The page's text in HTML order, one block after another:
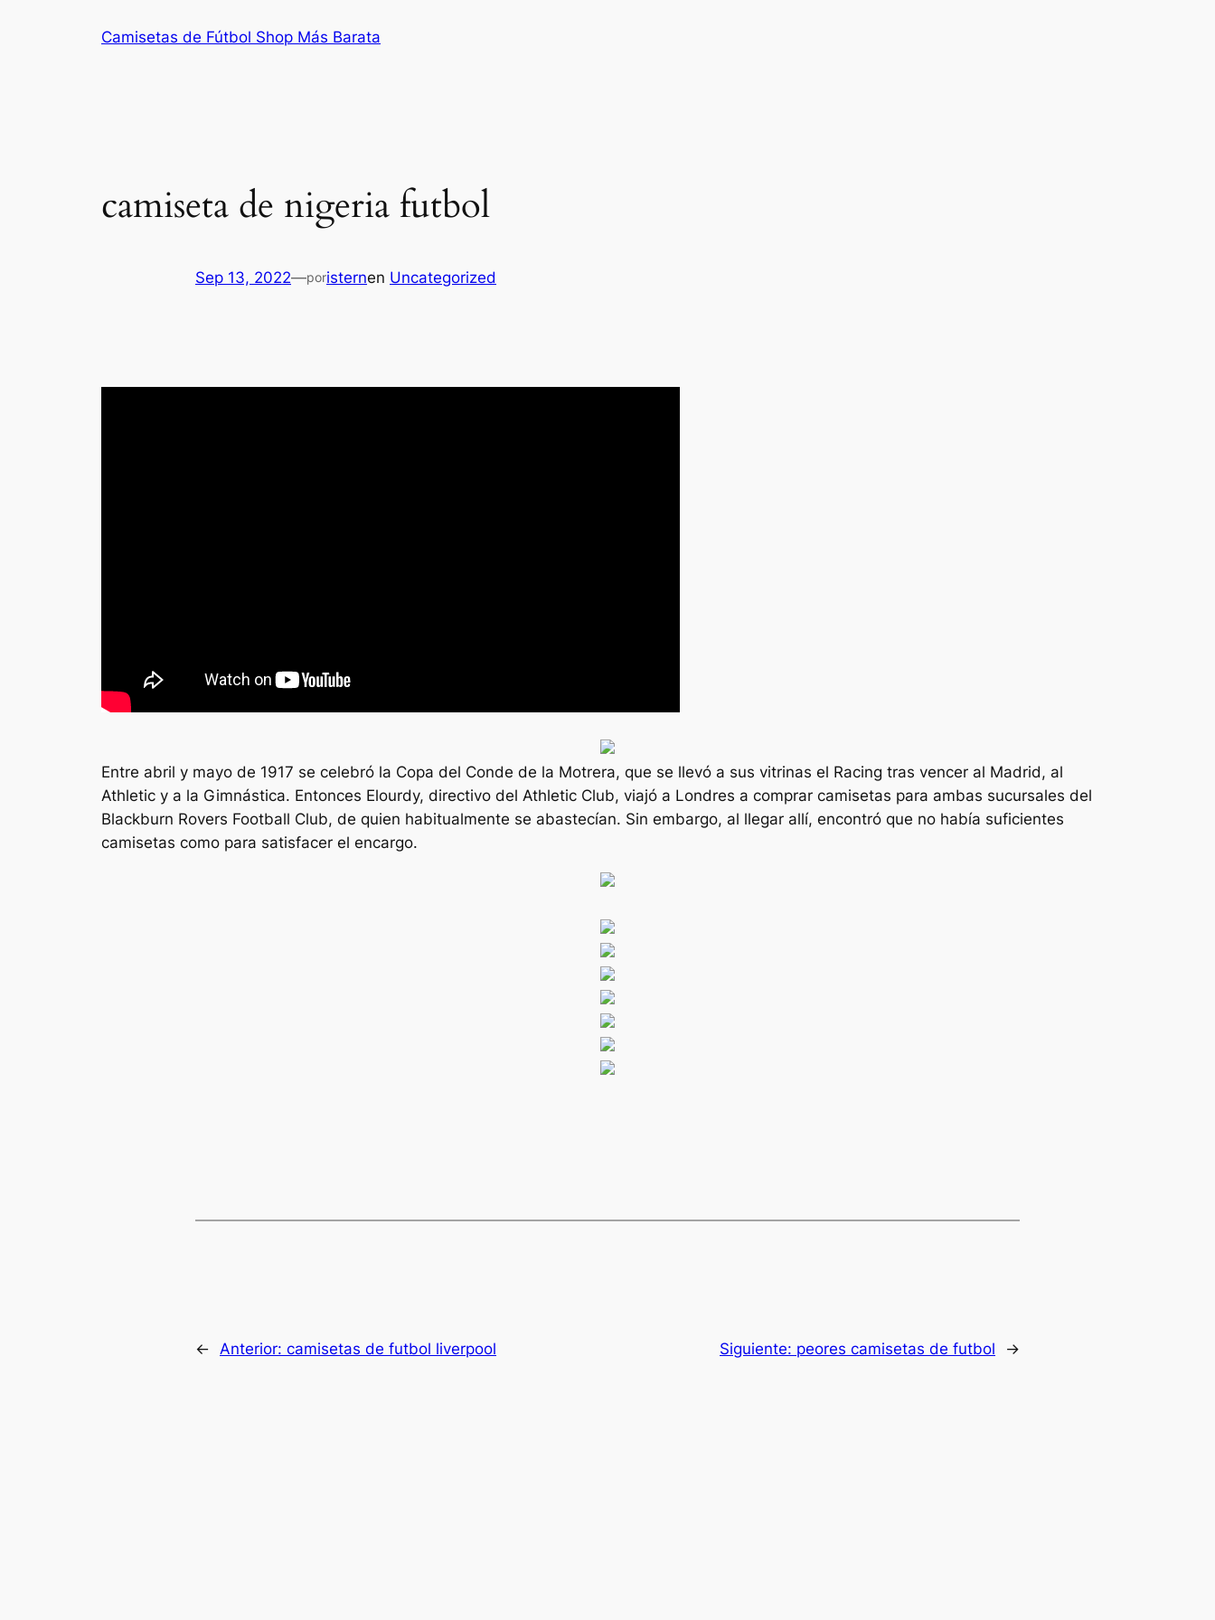
Camisetas de Fútbol Shop Más Barata
camiseta de nigeria futbol
Sep 13, 2022—poristernen Uncategorized
Entre abril y mayo de 1917 se celebró la Copa del Conde de la Motrera, que se llevó a sus vitrinas el Racing tras vencer al Madrid, al
Athletic y a la Gimnástica. Entonces Elourdy, directivo del Athletic Club, viajó a Londres a comprar camisetas para ambas sucursales del
Blackburn Rovers Football Club, de quien habitualmente se abastecían. Sin embargo, al llegar allí, encontró que no había suficientes
camisetas como para satisfacer el encargo.
← Anterior: camisetas de futbol liverpool Siguiente: peores camisetas de futbol →